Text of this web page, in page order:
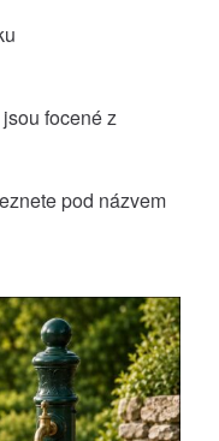
focené z
pod názvem